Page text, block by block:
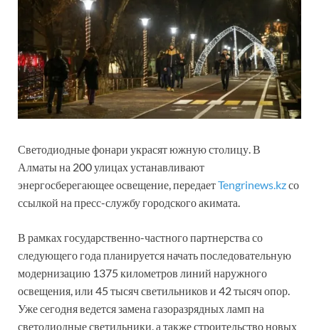
Светодиодные фонари украсят южную столицу. В
Алматы на 200 улицах устанавливают
энергосберегающее освещение, передаетTengrinews.kzсо
ссылкой на пресс-службу городского акимата.
В рамках государственно-частного партнерства со
следующего года планируется начать последовательную
модернизацию 1375 километров линий наружного
освещения, или 45 тысяч светильников и 42 тысяч опор.
Уже сегодня ведется замена газоразрядных ламп на
светодиодные светильники, а также строительство новых